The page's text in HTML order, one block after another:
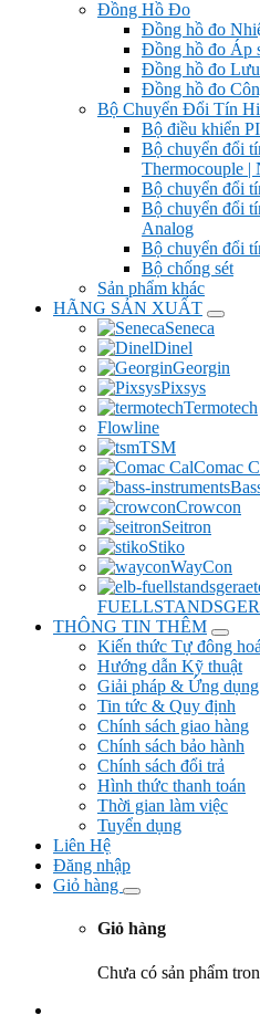
Đồng Hồ Đo
Đồng hồ đo
Đồng hồ đo Áp
Đồng hồ đo
Đồng hồ đo
Bộ Chuyển Đổi Tín
Bộ điều khiển
Bộ chuyển đổi
Thermocouple |
Bộ chuyển đổi
Bộ chuyển đổi
Analog
Bộ chuyển đổi
Bộ chống sét
Sản phẩm khác
HÃNG SẢN XUẤT
Seneca
Dinel
Georgin
Pixsys
Termotech
Flowline
TSM
Comac
Crowcon
Seitron
Stiko
WayCon
THÔNG TIN THÊM
Kiến thức Tự đông hoá
Hướng dẫn Kỹ thuật
Giải pháp & Ứng dụng
Tin tức & Quy định
Chính sách giao hàng
Chính sách bảo hành
Chính sách đổi trả
Hình thức thanh toán
Thời gian làm việc
Tuyển dụng
Liên Hệ
Đăng nhập
Giỏ hàng
Giỏ hàng
Chưa có sản phẩm